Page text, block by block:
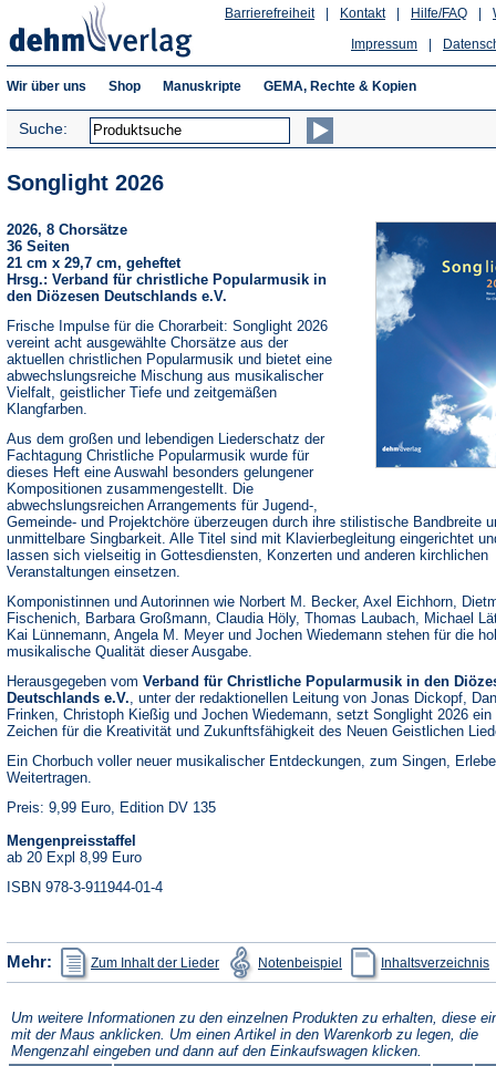
Hilfe/FAQ
Kontakt
Barrierefreiheit
Impressum
Wir über uns Shop Manuskripte GEMA, Rechte & Kopien
Suche:
Songlight 2026
2026, 8 Chorsätze
36 Seiten
21 cm x 29,7 cm, geheftet
Hrsg.: Verband für christliche Popularmusik in
den Diözesen Deutschlands e.V.
Frische Impulse für die Chorarbeit: Songlight 2026
vereint acht ausgewählte Chorsätze aus der
aktuellen christlichen Popularmusik und bietet eine
abwechslungsreiche Mischung aus musikalischer
Vielfalt, geistlicher Tiefe und zeitgemäßen
Klangfarben.
Aus dem großen und lebendigen Liederschatz der
Fachtagung Christliche Popularmusik wurde für
dieses Heft eine Auswahl besonders gelungener
Kompositionen zusammengestellt. Die
abwechslungsreichen Arrangements für Jugend-,
Gemeinde- und Projektchöre überzeugen durch ihre stilistische Bandbreite
unmittelbare Singbarkeit. Alle Titel sind mit Klavierbegleitung eingerichtet
lassen sich vielseitig in Gottesdiensten, Konzerten und anderen kirchlichen
Veranstaltungen einsetzen.
Komponistinnen und Autorinnen wie Norbert M. Becker, Axel Eichhorn,
Fischenich, Barbara Großmann, Claudia Höly, Thomas Laubach, Michael
Kai Lünnemann, Angela M. Meyer und Jochen Wiedemann stehen für die
musikalische Qualität dieser Ausgabe.
Herausgegeben vom Verband für Christliche Popularmusik in den
Deutschlands e.V., unter der redaktionellen Leitung von Jonas Dickopf,
Frinken, Christoph Kießig und Jochen Wiedemann, setzt Songlight 2026
Zeichen für die Kreativität und Zukunftsfähigkeit des Neuen Geistlichen
Ein Chorbuch voller neuer musikalischer Entdeckungen, zum Singen,
Weitertragen.
Preis: 9,99 Euro, Edition DV 135
Mengenpreisstaffel
ab 20 Expl 8,99 Euro
ISBN 978-3-911944-01-4
Mehr: Zum Inhalt der Lieder
(Öffnet
in
einem
Tab)
Notenbeispiel
(Öffnet
in
einem
Tab)
Inhaltsverzeichnis
Um weitere Informationen zu den einzelnen Produkten zu erhalten, diese
mit der Maus anklicken. Um einen Artikel in den Warenkorb zu legen, die
Mengenzahl eingeben und dann auf den Einkaufswagen klicken.